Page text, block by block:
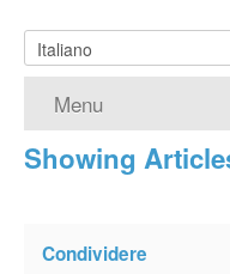
Menu
Home
Che cos'è l'ESTA?
Showing
Condividere